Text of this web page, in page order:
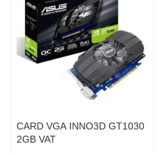
CARD VGA INNO3D GT1030
2GB VAT